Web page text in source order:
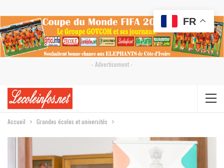
- Advertisement -
Accueil Grandes écoles et universités
FR